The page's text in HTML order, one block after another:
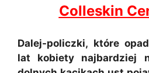
Colleskin
Dalej-policzki, które
lat kobiety najbardziej